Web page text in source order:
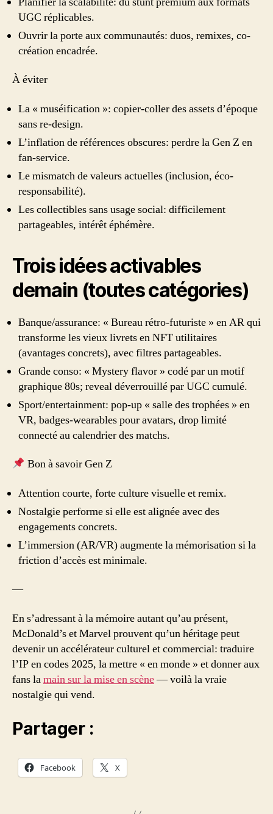
UGC réplicables.
Ouvrir la porte aux communautés: duos, remixes, co-
création encadrée.
À éviter
La « muséification »: copier-coller des assets d’époque
sans re-design.
L’inflation de références obscures: perdre la Gen Z en
fan-service.
Le mismatch de valeurs actuelles (inclusion, éco-
responsabilité).
Les collectibles sans usage social: difficilement
partageables, intérêt éphémère.
Trois idées activables
demain (toutes catégories)
Banque/assurance: « Bureau rétro-futuriste » en AR qui
transforme les vieux livrets en NFT utilitaires
(avantages concrets), avec filtres partageables.
Grande conso: « Mystery flavor » codé par un motif
graphique 80s; reveal déverrouillé par UGC cumulé.
Sport/entertainment: pop-up « salle des trophées » en
VR, badges-wearables pour avatars, drop limité
connecté au calendrier des matchs.
Bon à savoir Gen Z
Attention courte, forte culture visuelle et remix.
Nostalgie performe si elle est alignée avec des
engagements concrets.
L’immersion (AR/VR) augmente la mémorisation si la
friction d’accès est minimale.
—
En s’adressant à la mémoire autant qu’au présent,
McDonald’s et Marvel prouvent qu’un héritage peut
devenir un accélérateur culturel et commercial: traduire
l’IP en codes 2025, la mettre « en monde » et donner aux
fans lamain sur la mise en scène— voilà la vraie
nostalgie qui vend.
Partager :
Facebook X